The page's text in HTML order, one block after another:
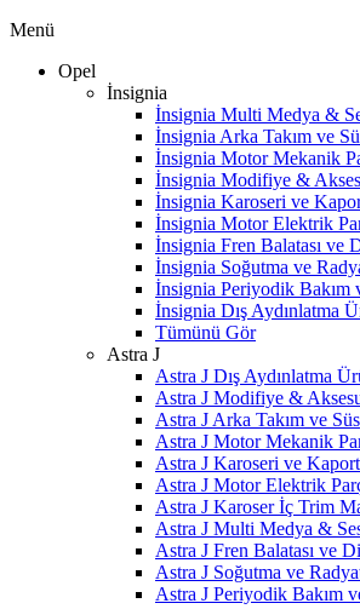
Menü
Opel
İnsignia
İnsignia Multi Medya &
İnsignia Arka Takım ve
İnsignia Motor Mekanik
İnsignia Modifiye &
İnsignia Karoseri ve
İnsignia Motor Elektrik
İnsignia Fren Balatası ve
İnsignia Soğutma ve
İnsignia Periyodik Bakım
İnsignia Dış Aydınlatma
Tümünü Gör
Astra J
Astra J Dış Aydınlatma
Astra J Modifiye &
Astra J Arka Takım ve
Astra J Motor Mekanik
Astra J Karoseri ve
Astra J Motor Elektrik
Astra J Karoser İç Trim
Astra J Multi Medya &
Astra J Fren Balatası ve
Astra J Soğutma ve
Astra J Periyodik Bakım